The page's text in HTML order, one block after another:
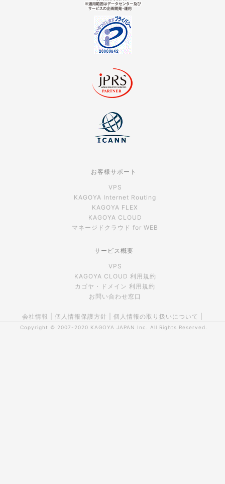
お客様サポート
VPS
KAGOYA Internet Routing
KAGOYA FLEX
KAGOYA CLOUD
マネージドクラウド for WEB
サービス概要
VPS
KAGOYA CLOUD 利用規約
カゴヤ・ドメイン 利用規約
お問い合わせ窓口
会社情報 個人情報保護方針 個人情報の取り扱いについて
Copyright © 2007-2020 KAGOYA JAPAN Inc. All Rights Reserved.